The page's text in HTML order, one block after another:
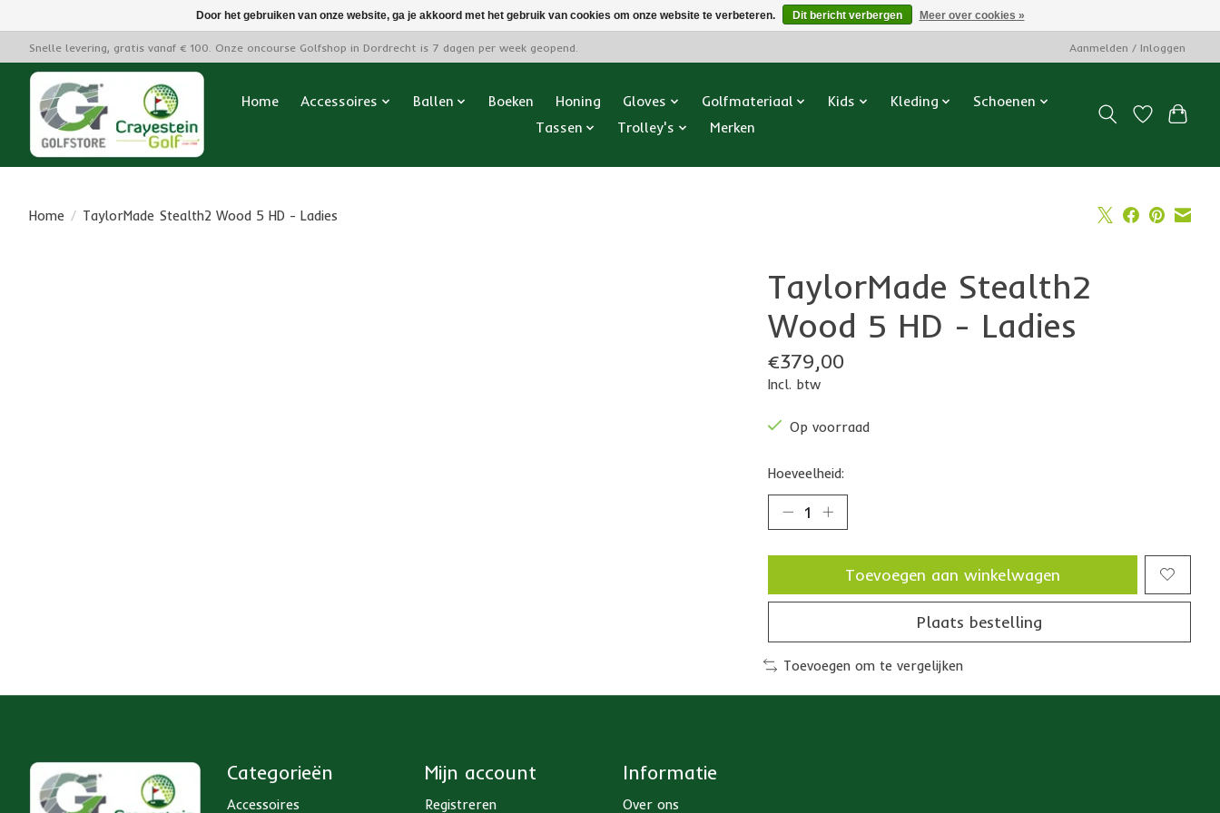
Snelle levering, gratis vanaf € 100. Onze oncourse Golfshop in Dordrecht is 7 dagen per week geopend. Aanmelden / Inloggen
Home Accessoires Ballen Boeken Honing Gloves Golfmateriaal Kids Kleding
Schoenen
Tassen
Trolley's Merken
Home / TaylorMade Stealth2 Wood 5 HD - Ladies
TaylorMade Stealth2
Wood 5 HD - Ladies
€379,00
Incl. btw
Op voorraad
Hoeveelheid:
Toevoegen aan winkelwagen
Plaats bestelling
Toevoegen om te vergelijken
Categorieën
Accessoires
Mijn account
Registreren
Informatie
Over ons
Door het gebruiken van onze website, ga je akkoord met het gebruik van cookies om onze website te verbeteren. Dit bericht verbergen Meer over cookies »